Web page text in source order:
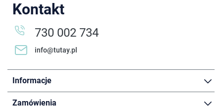
Kontakt
730 002 734
info@tutay.pl
Informacje
Zamówienia